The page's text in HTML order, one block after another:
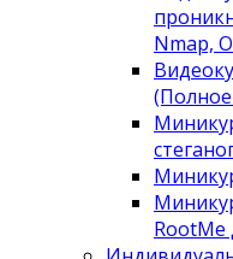
Nmap,
RootMe